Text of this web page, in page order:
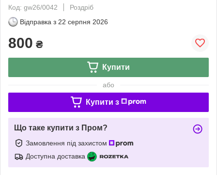
Код: gw26/0042
Роздріб
Відправка з 22 серпня 2026
800 ₴
Купити
або
Купити з
Що таке купити з Пром?
Замовлення під захистом
Доступна доставка